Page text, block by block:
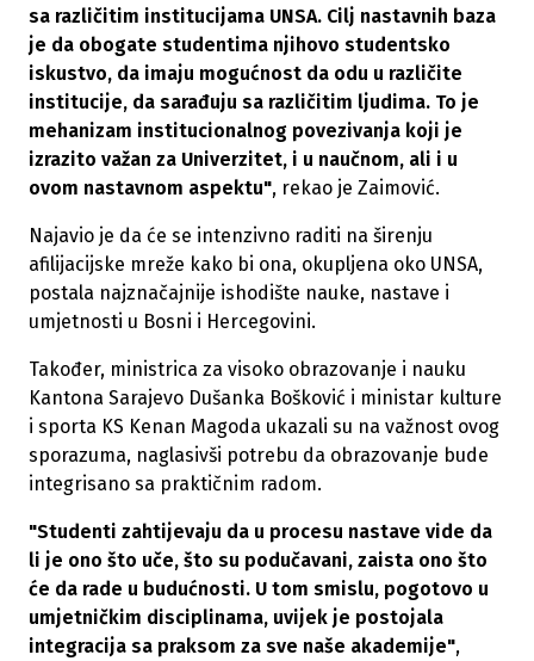
sa različitim institucijama UNSA. Cilj nastavnih baza
je da obogate studentima njihovo studentsko
iskustvo, da imaju mogućnost da odu u različite
institucije, da sarađuju sa različitim ljudima. To je
mehanizam institucionalnog povezivanja koji je
izrazito važan za Univerzitet, i u naučnom, ali i u
ovom nastavnom aspektu", rekao je Zaimović.
Najavio je da će se intenzivno raditi na širenju
afilijacijske mreže kako bi ona, okupljena oko UNSA,
postala najznačajnije ishodište nauke, nastave i
umjetnosti u Bosni i Hercegovini.
Također, ministrica za visoko obrazovanje i nauku
Kantona Sarajevo Dušanka Bošković i ministar kulture
i sporta KS Kenan Magoda ukazali su na važnost ovog
sporazuma, naglasivši potrebu da obrazovanje bude
integrisano sa praktičnim radom.
"Studenti zahtijevaju da u procesu nastave vide da
li je ono što uče, što su podučavani, zaista ono što
će da rade u budućnosti. U tom smislu, pogotovo u
umjetničkim disciplinama, uvijek je postojala
integracija sa praksom za sve naše akademije",